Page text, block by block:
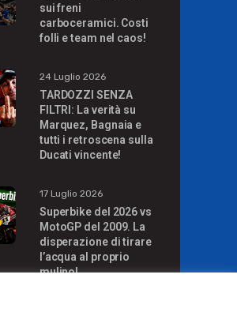
sui freni
carboceramici. Costi
folli e team nel caos!
24 Luglio 2026
TARDOZZI SENZA
FILTRI: La verità su
Marquez, Bagnaia e
tutti i retroscena sulla
Ducati vincente!
17 Luglio 2026
Superbike del 2026 vs
MotoGP del 2009. La
disperazione di tirare
l’acqua al proprio
mulino!